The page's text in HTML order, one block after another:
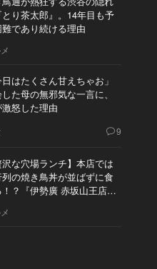
り茶太郎』。14年目も予
であり続ける理由
日はたくさん甘えちゃお」
た母の無邪気な一言に、
怒した理由
9
沢な穴場ランチ】本店では
列の焼き鳥丼が並ばずに食
？『伊勢廣 赤坂山王店』